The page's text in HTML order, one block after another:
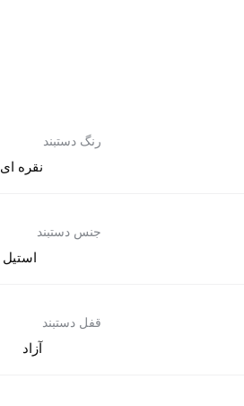
رنگ دستبند
نقره ای
جنس دستبند
استیل
قفل دستبند
آزاد